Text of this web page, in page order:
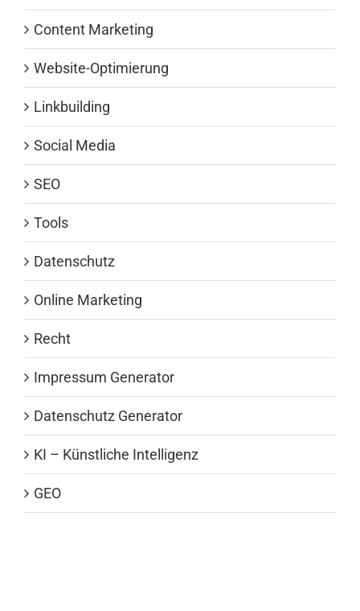
Content Marketing
Website-Optimierung
Linkbuilding
Social Media
SEO
Tools
Datenschutz
Online Marketing
Recht
Impressum Generator
Datenschutz Generator
KI – Künstliche Intelligenz
GEO